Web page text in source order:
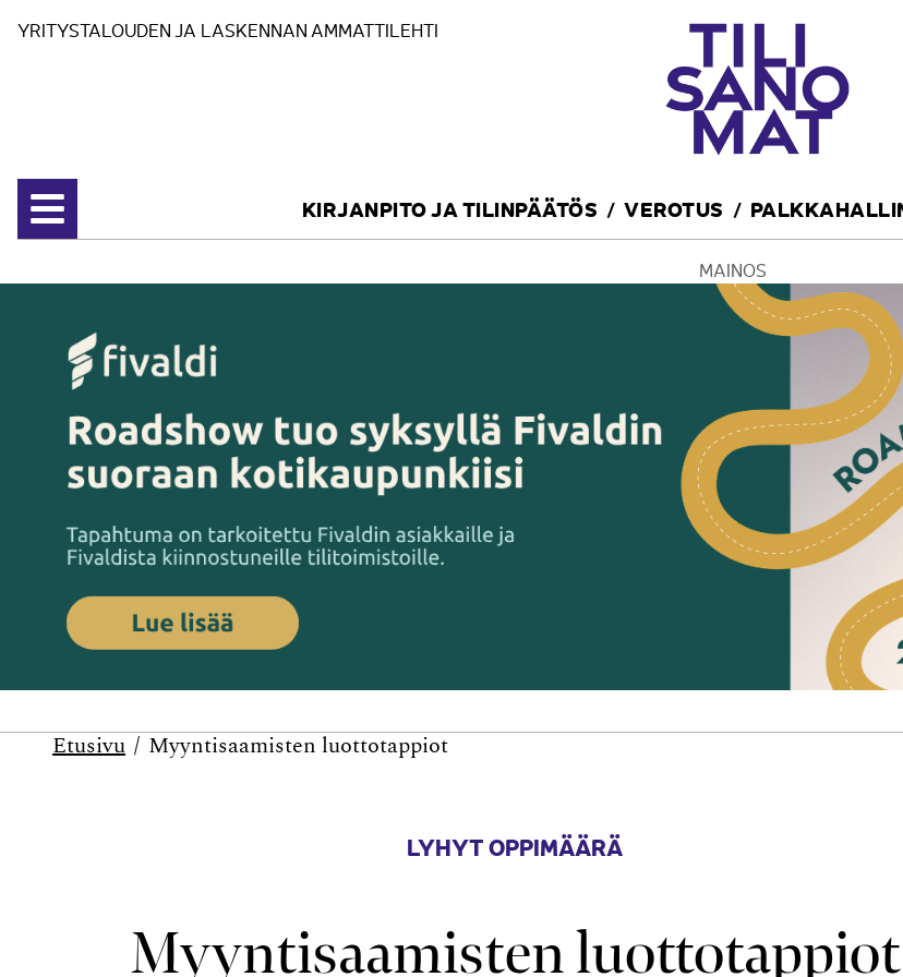
YRITYSTALOUDEN JA LASKENNAN AMMATTILEHTI
Avaa valikko
KIRJANPITO JA TILINPÄÄTÖS VEROTUS
MAINOS
Etusivu Myyntisaamisten luottotappiot
LYHYT OPPIMÄÄRÄ
Myyntisaamisten luottotappiot